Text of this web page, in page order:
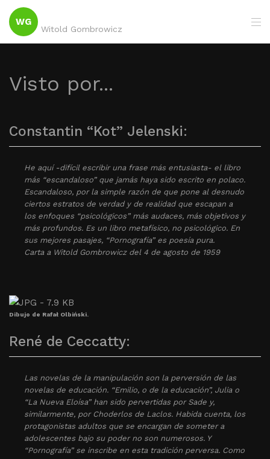
WG
Witold Gombrowicz
Visto por...
Constantin “Kot” Jelenski:
He aquí -difícil escribir una frase más entusiasta- el libro
más “escandaloso” que jamás haya sido escrito en polaco.
Escandaloso, por la simple razón de que pone al desnudo
ciertos estratos de verdad y de realidad que escapan a
los enfoques “psicológicos” más audaces, más objetivos y
más profundos. Es un libro metafísico, no psicológico. En
sus mejores pasajes, “Pornografía” es poesía pura.
Carta a Witold Gombrowicz del 4 de agosto de 1959
Dibujo de Rafał Olbiński.
René de Ceccatty:
Las novelas de la manipulación son la perversión de las
novelas de educación. “Emilio, o de la educación”, Julia o
“La Nueva Eloísa” han sido pervertidas por Sade y,
similarmente, por Choderlos de Laclos. Habida cuenta, los
protagonistas adultos que se encargan de someter a
adolescentes bajo su poder no son numerosos. Y
“Pornografía” se inscribe en esta tradición perversa. Como